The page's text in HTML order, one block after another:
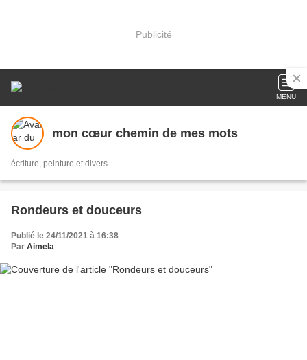
Publicité
MENU
mon cœur chemin de mes mots
écriture, peinture et divers
Rondeurs et douceurs
Publié le 24/11/2021 à 16:38
Par Aimela